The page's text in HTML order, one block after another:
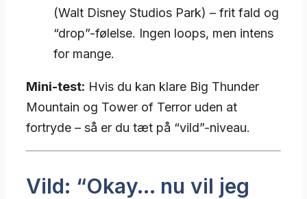
(Walt Disney Studios Park) – frit fald og
“drop”-følelse. Ingen loops, men intens
for mange.
Mini-test: Hvis du kan klare Big Thunder
Mountain og Tower of Terror uden at
fortryde – så er du tæt på “vild”-niveau.
Vild: “Okay… nu vil jeg